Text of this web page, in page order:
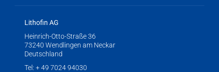
Lithofin AG
Heinrich-Otto-Straße 36
73240 Wendlingen am Neckar
Deutschland
Tel: + 49 7024 94030